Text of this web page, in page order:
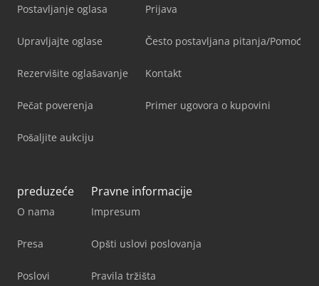
Postavljanje oglasa
Upravljajte oglase
Rezervišite oglašavanje
Pečat poverenja
Pošaljite aukciju
Prijava
Često postavljana pitanja/Pomoć
Kontakt
Primer ugovora o kupovini
preduzeće
O nama
Presa
Poslovi
Pravne informacije
Impresum
Opšti uslovi poslovanja
Pravila tržišta